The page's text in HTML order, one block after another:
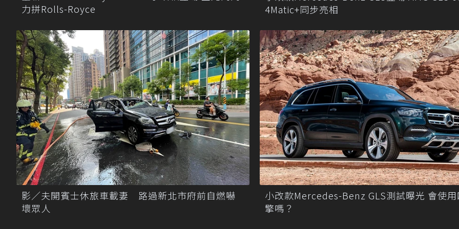
力拼Rolls-Royce
4Matic+同步亮相
影／夫開賓士休旅車載妻 路過新北市府前自燃嚇
壞眾人
小改款Mercedes-Benz GLS測試曝光 會使
擎嗎？